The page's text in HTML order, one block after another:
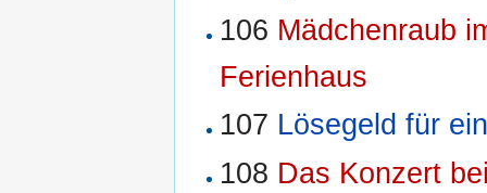
106 Mädchenraub
Ferienhaus
107 Lösegeld für
108 Das Konzert